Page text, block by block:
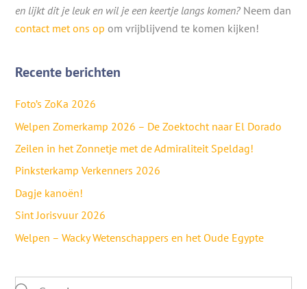
en lijkt dit je leuk en wil je een keertje langs komen? Neem dan
contact met ons op om vrijblijvend te komen kijken!
Recente berichten
Foto’s ZoKa 2026
Welpen Zomerkamp 2026 – De Zoektocht naar El Dorado
Zeilen in het Zonnetje met de Admiraliteit Speldag!
Pinksterkamp Verkenners 2026
Dagje kanoën!
Sint Jorisvuur 2026
Welpen – Wacky Wetenschappers en het Oude Egypte